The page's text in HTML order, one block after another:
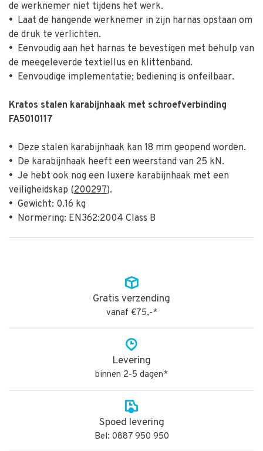
de werknemer niet tijdens het werk.
• Laat de hangende werknemer in zijn harnas opstaan om
de druk te verlichten.
• Eenvoudig aan het harnas te bevestigen met behulp van
de meegeleverde textiellus en klittenband.
• Eenvoudige implementatie; bediening is onfeilbaar.
Kratos stalen karabijnhaak met schroefverbinding
FA5010117
• Deze stalen karabijnhaak kan 18 mm geopend worden.
• De karabijnhaak heeft een weerstand van 25 kN.
• Je hebt ook nog een luxere karabijnhaak met een
veiligheidskap (200297).
• Gewicht: 0.16 kg
• Normering: EN362:2004 Class B
Gratis verzending
vanaf €75,-*
Levering
binnen 2-5 dagen*
Spoed levering
Bel: 0887 950 950